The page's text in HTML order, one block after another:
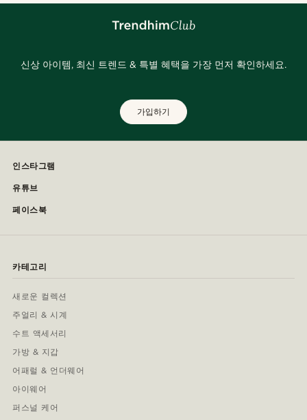
신상 아이템, 최신 트렌드 & 특별 혜택을 가장 먼저 확인하세요.
가입하기
인스타그램
유튜브
페이스북
카테고리
새로운 컬렉션
주얼리 & 시계
수트 액세서리
가방 & 지갑
어패럴 & 언더웨어
아이웨어
퍼스널 케어